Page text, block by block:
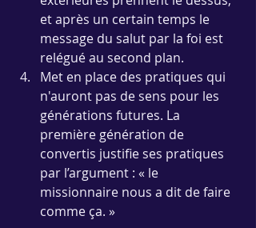
et après un certain temps le
message du salut par la foi est
relégué au second plan.
Met en place des pratiques qui
n'auront pas de sens pour les
générations futures. La
première génération de
convertis justifie ses pratiques
par l’argument : « le
missionnaire nous a dit de faire
comme ça. »